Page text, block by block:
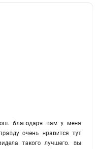
благодаря вам у меня
очень нравится тут
такого лучшего. вы